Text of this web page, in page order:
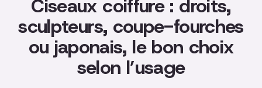
Mode
Développement
Ciseaux coiffure : droits,
sculpteurs, coupe-fourches
ou japonais, le bon choix
selon l’usage